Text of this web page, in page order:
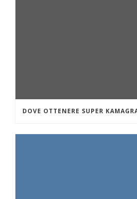
DOVE OTTENERE SUPER